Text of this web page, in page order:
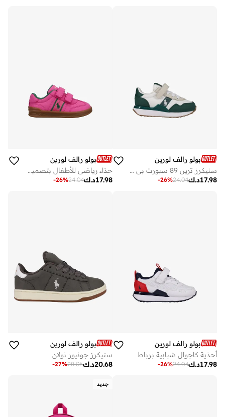
بولو رالف لورين
سنيكرز ترين 89 سبورت بي إس للأطفال
د.ك17.98
24.04
-26%
بولو رالف لورين
حذاء رياضي للأطفال بتصميم تراثي
د.ك17.98
24.04
-26%
بولو رالف لورين
أحذية كاجوال شبابية برباط
د.ك17.98
24.04
-26%
بولو رالف لورين
سنيكرز جونيور نولان
د.ك20.68
28.06
-27%
جديد